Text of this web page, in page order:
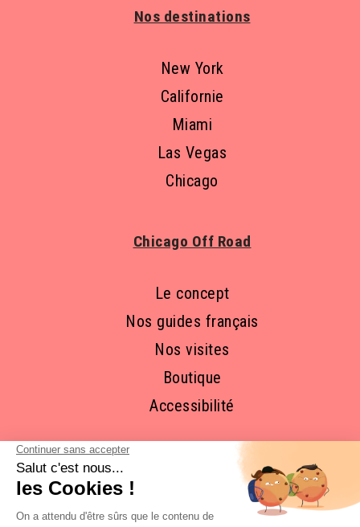
Nos destinations
New York
Californie
Miami
Las Vegas
Chicago
Chicago Off Road
Le concept
Nos guides français
Nos visites
Boutique
Accessibilité
RESTONS EN CONTACT ET
ABONNEZ-VOUS À NOTRE